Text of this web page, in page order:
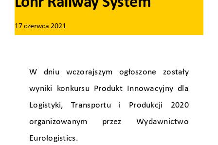
17 czerwca 2021
W dniu wczorajszym ogłoszone zostały
wyniki konkursu Produkt Innowacyjny dla
Logistyki, Transportu i Produkcji 2020
organizowanym przez Wydawnictwo
Eurologistics.